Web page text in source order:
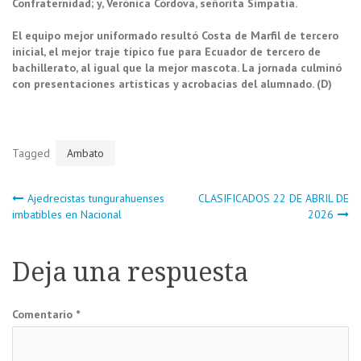
Confraternidad; y, Verónica Córdova, señorita Simpatía.
El equipo mejor uniformado resultó Costa de Marfil de tercero
inicial, el mejor traje típico fue para Ecuador de tercero de
bachillerato, al igual que la mejor mascota. La jornada culminó
con presentaciones artísticas y acrobacias del alumnado. (D)
Tagged Ambato
Navegación
entradas
Ajedrecistas tungurahuenses
imbatibles en Nacional
CLASIFICADOS 22 DE ABRIL DE
2026
Deja una respuesta
Comentario *